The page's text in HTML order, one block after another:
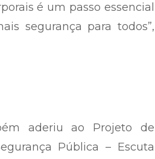
é um passo essencial
segurança para todos”,
aderiu ao Projeto de
Pública – Escuta